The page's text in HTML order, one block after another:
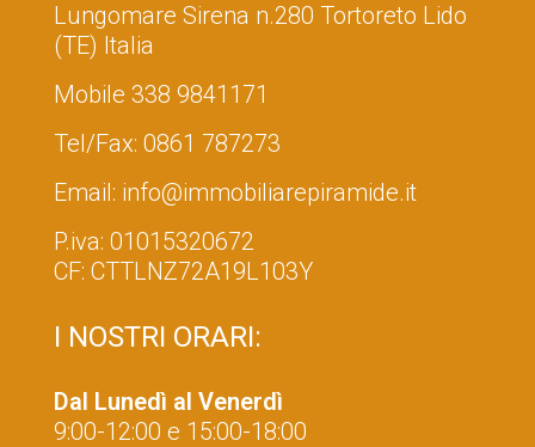
Lungomare Sirena n.280 Tortoreto Lido
(TE) Italia
Mobile 338 9841171
Tel/Fax: 0861 787273
Email: info@immobiliarepiramide.it
P.iva: 01015320672
CF: CTTLNZ72A19L103Y
I NOSTRI ORARI:
Dal Lunedì al Venerdì
9:00-12:00 e 15:00-18:00